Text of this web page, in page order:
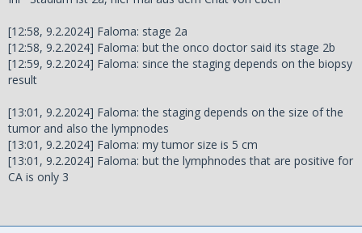
[12:58, 9.2.2024] Faloma: stage 2a
[12:58, 9.2.2024] Faloma: but the onco doctor said its stage 2b
[12:59, 9.2.2024] Faloma: since the staging depends on the biopsy
result
[13:01, 9.2.2024] Faloma: the staging depends on the size of the
tumor and also the lympnodes
[13:01, 9.2.2024] Faloma: my tumor size is 5 cm
[13:01, 9.2.2024] Faloma: but the lymphnodes that are positive for
CA is only 3